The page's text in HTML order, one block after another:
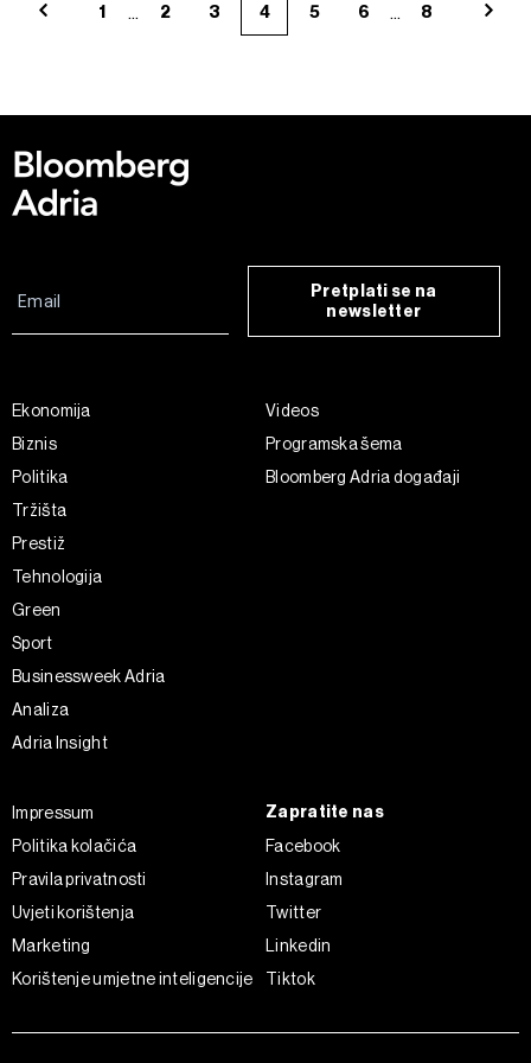
1 ... 2 3 4 5 6 ... 8
Pretplati se na
newsletter
Ekonomija
Biznis
Politika
Tržišta
Prestiž
Tehnologija
Green
Sport
Businessweek Adria
Analiza
Adria Insight
Videos
Programska šema
Bloomberg Adria događaji
Impressum
Politika kolačića
Pravila privatnosti
Uvjeti korištenja
Marketing
Korištenje umjetne inteligencije
Zapratite nas
Facebook
Instagram
Twitter
Linkedin
Tiktok